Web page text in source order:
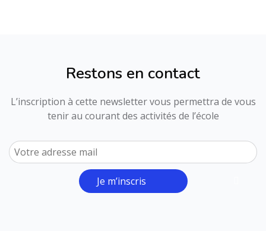
Restons en contact
L’inscription à cette newsletter vous permettra de vous
tenir au courant des activités de l’école
Je m’inscris